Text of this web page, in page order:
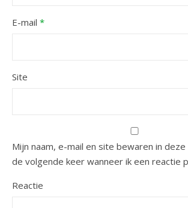
E-mail *
Site
Mijn naam, e-mail en site bewaren in
de volgende keer wanneer ik een reactie
Reactie